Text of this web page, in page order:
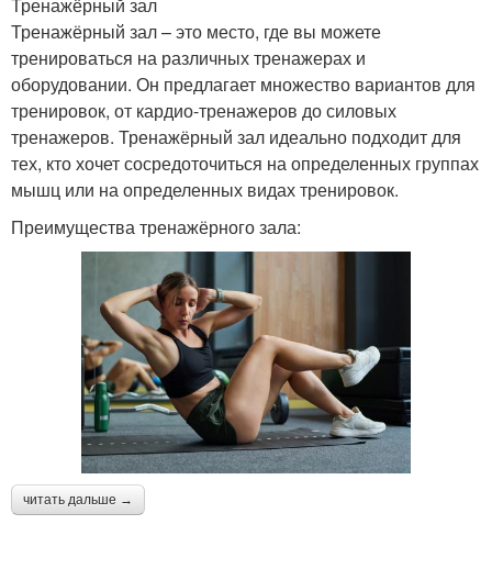
Тренажёрный зал – это место, где вы можете
тренироваться на различных тренажерах и
оборудовании. Он предлагает множество вариантов для
тренировок, от кардио-тренажеров до силовых
тренажеров. Тренажёрный зал идеально подходит для
тех, кто хочет сосредоточиться на определенных группах
мышц или на определенных видах тренировок.
Преимущества тренажёрного зала:
читать дальше →